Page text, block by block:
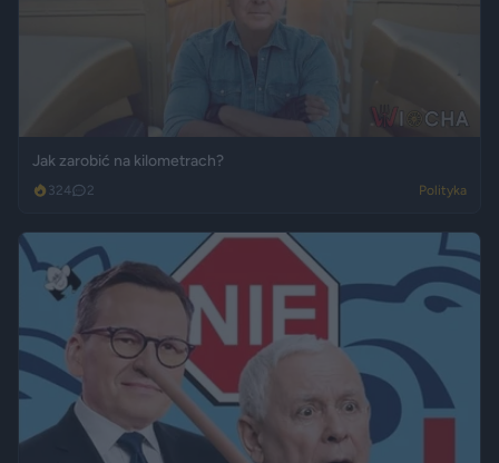
Jak zarobić na kilometrach?
324 2 Polityka